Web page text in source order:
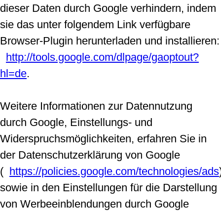
dieser Daten durch Google verhindern, indem
sie das unter folgendem Link verfügbare
Browser-Plugin herunterladen und installieren:
http://tools.google.com/dlpage/gaoptout?
hl=de.
Weitere Informationen zur Datennutzung
durch Google, Einstellungs- und
Widerspruchsmöglichkeiten, erfahren Sie in
der Datenschutzerklärung von Google
( https://policies.google.com/technologies/ads
sowie in den Einstellungen für die Darstellung
von Werbeeinblendungen durch Google